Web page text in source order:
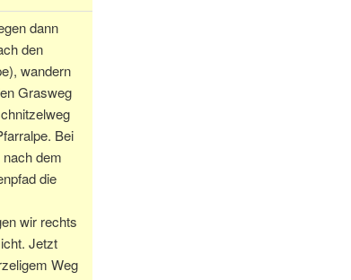
dann
den
wandern
Grasweg
Bei
dem
die
wir rechts
Jetzt
Weg